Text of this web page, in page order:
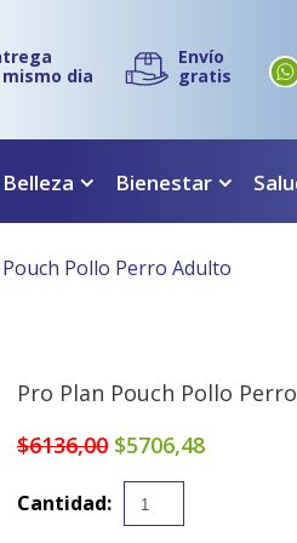
dia
Envío
gratis
Bienestar
Pollo Perro Adulto
Pro Plan Pouch Pollo
$5706,48
$6136,00
Cantidad: